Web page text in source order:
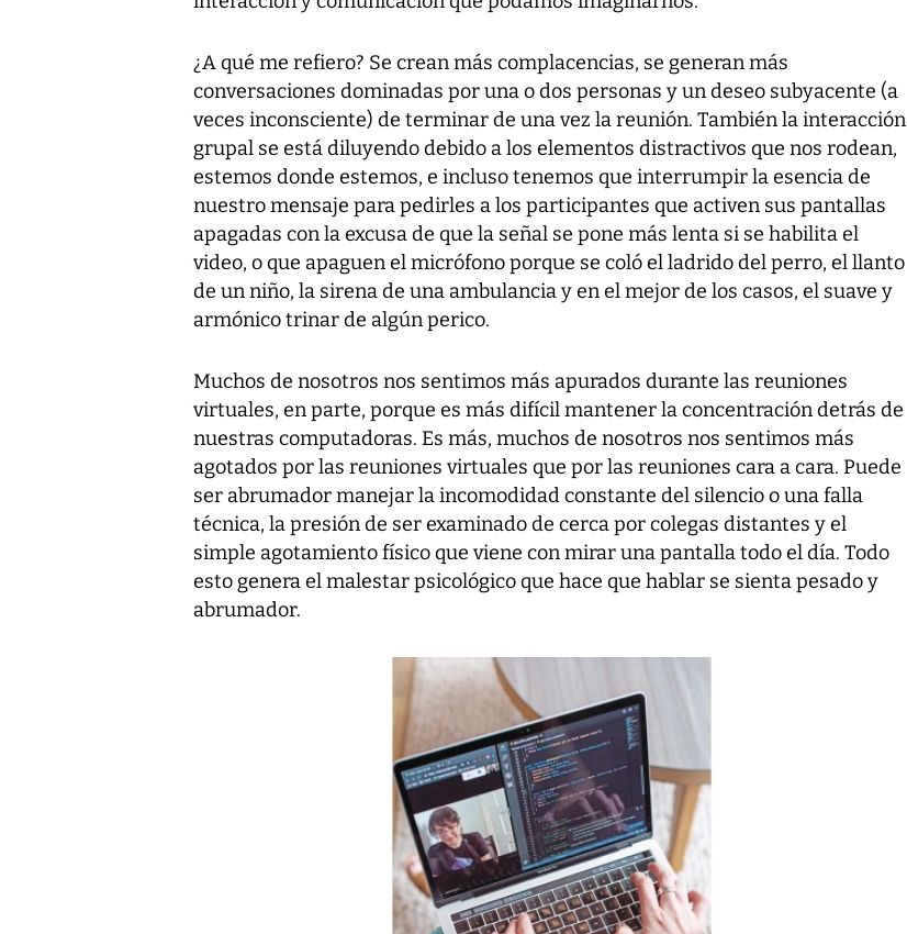
¿A qué me refiero? Se crean más complacencias, se generan más
conversaciones dominadas por una o dos personas y un deseo subyacente (a
veces inconsciente) de terminar de una vez la reunión. También la interacción
grupal se está diluyendo debido a los elementos distractivos que nos rodean,
estemos donde estemos, e incluso tenemos que interrumpir la esencia de
nuestro mensaje para pedirles a los participantes que activen sus pantallas
apagadas con la excusa de que la señal se pone más lenta si se habilita el
video, o que apaguen el micrófono porque se coló el ladrido del perro, el llanto
de un niño, la sirena de una ambulancia y en el mejor de los casos, el suave y
armónico trinar de algún perico.
Muchos de nosotros nos sentimos más apurados durante las reuniones
virtuales, en parte, porque es más difícil mantener la concentración detrás de
nuestras computadoras. Es más, muchos de nosotros nos sentimos más
agotados por las reuniones virtuales que por las reuniones cara a cara. Puede
ser abrumador manejar la incomodidad constante del silencio o una falla
técnica, la presión de ser examinado de cerca por colegas distantes y el
simple agotamiento físico que viene con mirar una pantalla todo el día. Todo
esto genera el malestar psicológico que hace que hablar se sienta pesado y
abrumador.